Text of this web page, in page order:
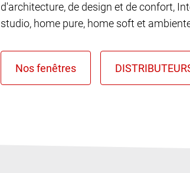
d'architecture, de design et de confort,
studio, home pure, home soft et